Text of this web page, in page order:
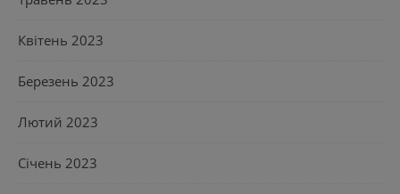
Квітень 2023
Березень 2023
Лютий 2023
Січень 2023